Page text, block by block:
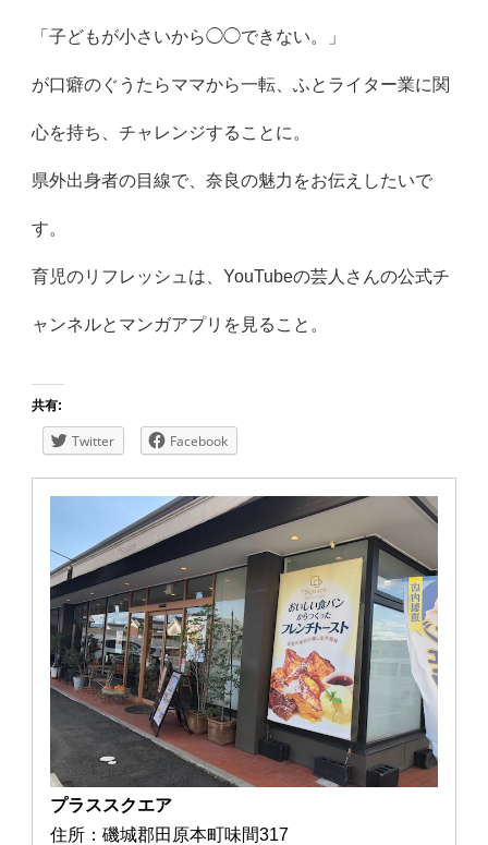
「子どもが小さいから◯◯できない。」
が口癖のぐうたらママから一転、ふとライター業に関
心を持ち、チャレンジすることに。
県外出身者の目線で、奈良の魅力をお伝えしたいで
す。
育児のリフレッシュは、YouTubeの芸人さんの公式チ
ャンネルとマンガアプリを見ること。
共有:
Twitter Facebook
プラススクエア
住所：磯城郡田原本町味間317